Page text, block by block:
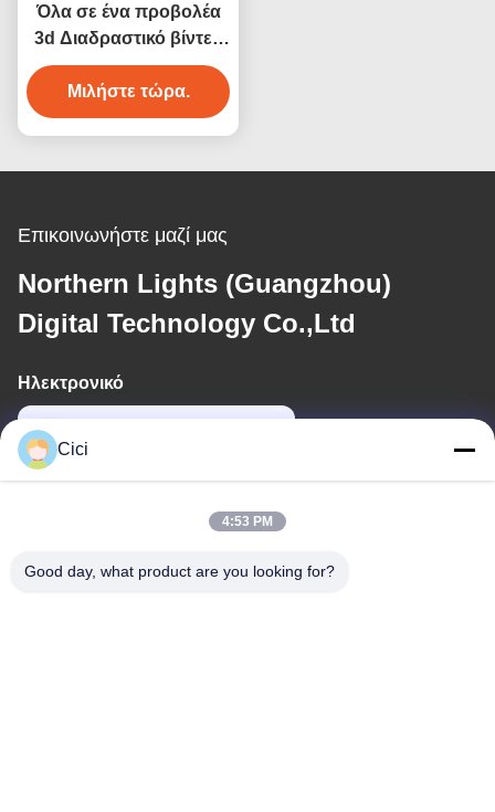
Όλα σε ένα προβολέα
3d Διαδραστικό βίντεο
Στον τοίχο Σπάσιμο
προβολής μπάλας
Μιλήστε τώρα.
Επικοινωνήστε μαζί μας
Northern Lights (Guangzhou)
Digital Technology Co.,Ltd
Ηλεκτρονικό
Διαμέρισμα A 101, Κτίριο 3C, Huachuangll, Οδός Huateng,
Cici
4:53 PM
Good day, what product are you looking for?